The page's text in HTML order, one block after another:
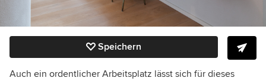
Speichern
Auch ein ordentlicher Arbeitsplatz lässt sich für dieses